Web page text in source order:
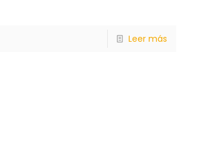
Leer más